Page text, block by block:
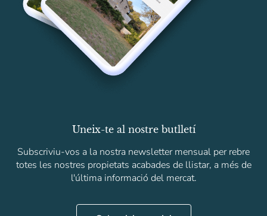
Uneix-te al nostre butlletí
Subscriviu-vos a la nostra newsletter mensual per rebre
totes les nostres propietats acabades de llistar, a més de
l'última informació del mercat.